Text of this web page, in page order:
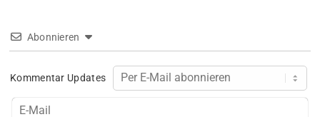
Abonnieren
Kommentar Updates